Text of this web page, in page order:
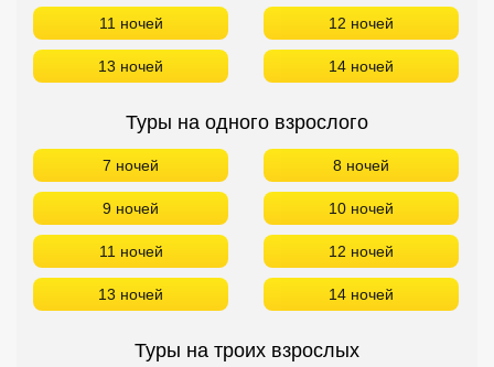
11 ночей 12 ночей
13 ночей 14 ночей
Туры на одного взрослого
7 ночей 8 ночей
9 ночей 10 ночей
11 ночей 12 ночей
13 ночей 14 ночей
Туры на троих взрослых